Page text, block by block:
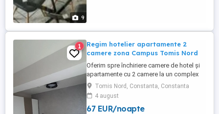
9
1
Regim hotelier apartamente 2
camere zona Campus Tomis Nord
Oferim spre închiriere camere de hotel și
apartamente cu 2 camere la un complex
hotelier de 3 și 4 stele . Contra cost avem
și mic dejun la cerere (40 lei de persoană)
Complexul hotelier se află în zona Tomis
Nord Campus Universitate. Dotări:
Tomis Nord, Constanta, Constanta
4 august
67 EUR/noapte